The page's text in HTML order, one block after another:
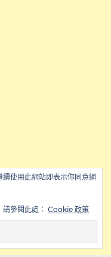
使用此網站即表示你同意網
參閱此處： Cookie 政策